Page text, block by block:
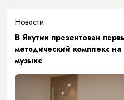
Новости
В Якутии презентован
методический комплекс на
музыке